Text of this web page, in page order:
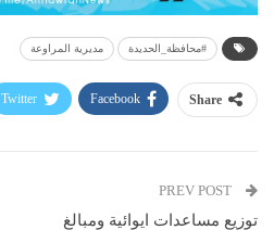
#محافظة_الحديدة مديرية المراوعة
Share
Facebook
Twitter
توزيع مساعدات ايوائية ومبالغ